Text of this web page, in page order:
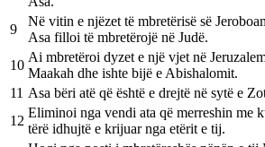
9
Në vitin e njëzet të mbretërisë së
Asa filloi të mbretërojë në Judë.
10
Ai mbretëroi dyzet e një vjet në
Maakah dhe ishte bijë e Abishalomit.
11 Asa bëri atë që është e drejtë në sytë e
12
Eliminoi nga vendi ata që merreshin me
tërë idhujtë e krijuar nga etërit e tij.